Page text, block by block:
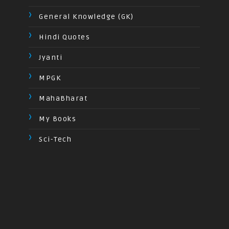
General Knowledge (GK)
Hindi Quotes
Jyanti
MPGK
MahaBharat
My Books
Sci-Tech